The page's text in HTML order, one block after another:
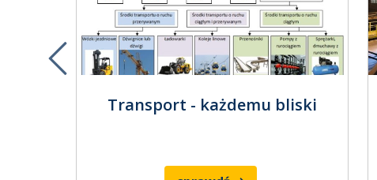
Previous
Transport - każdemu bliski